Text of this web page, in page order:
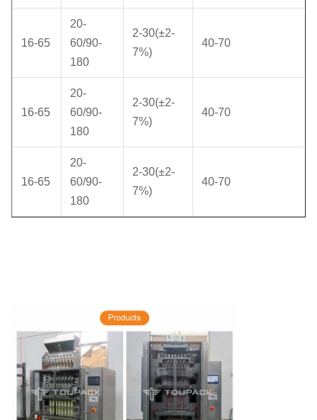
16-65
20-
60/90-
180
2-30(±2-
7%)
40-70
16-65
20-
60/90-
180
2-30(±2-
7%)
40-70
16-65
20-
60/90-
180
2-30(±2-
7%)
40-70